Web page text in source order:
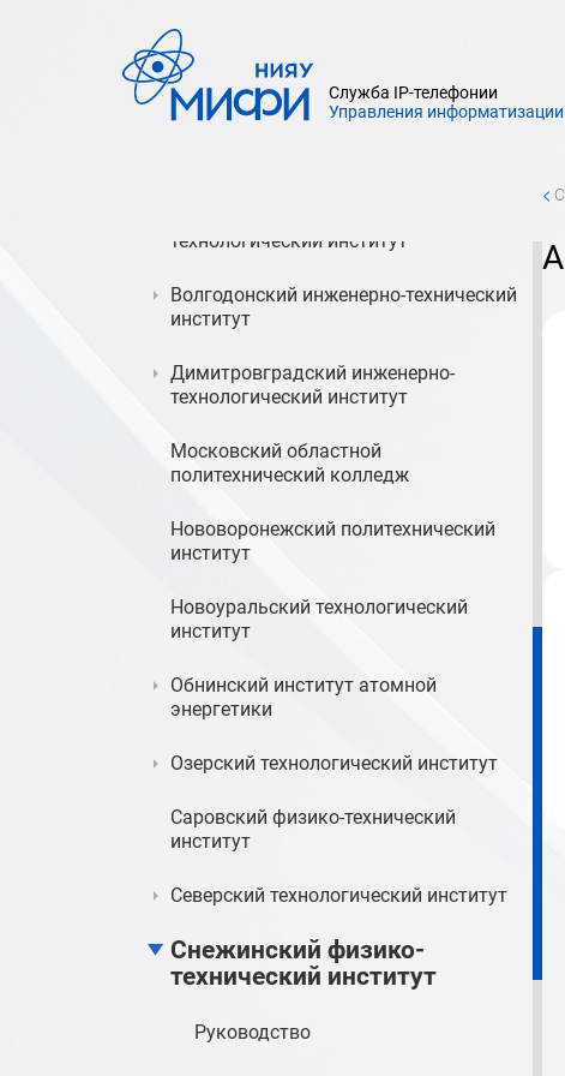
Служба IP-телефонии
Управления информатизации
Экстренные службы
Предуниверситарий НИЯУ МИФИ
технологический институт
Волгодонский инженерно-технический
институт
Димитровградский инженерно-
технологический институт
Московский областной
политехнический колледж
Нововоронежский политехнический
институт
Новоуральский технологический
институт
Обнинский институт атомной
энергетики
Озерский технологический институт
Саровский физико-технический
институт
Северский технологический институт
Снежинский физико-
технический институт
Руководство
<